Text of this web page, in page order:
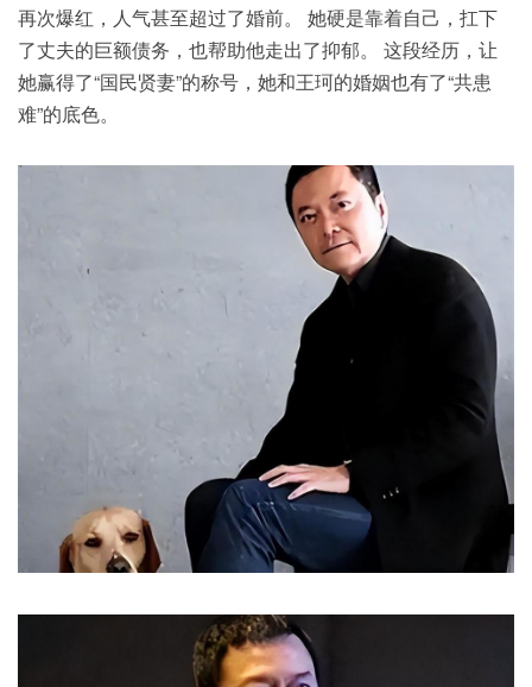
再次爆红，人气甚至超过了婚前。 她硬是靠着自己，扛下
了丈夫的巨额债务，也帮助他走出了抑郁。 这段经历，让
她赢得了“国民贤妻”的称号，她和王珂的婚姻也有了“共患
难”的底色。